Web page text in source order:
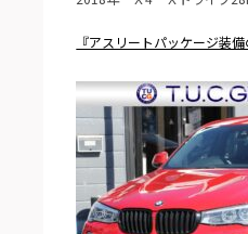
『アスリートパッケージ装